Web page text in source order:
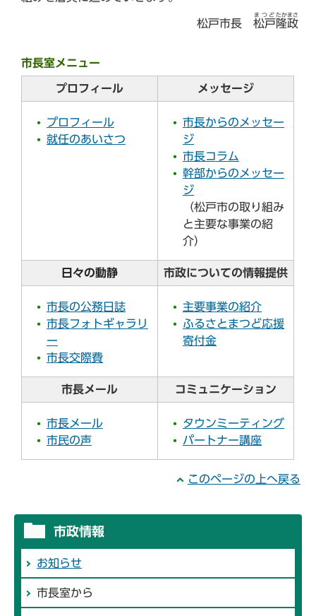
松戸市長 松戸
まつど
隆政
たかまさ
市長室メニュー
プロフィール メッセージ
プロフィール
就任のあいさつ
市長からのメッセー
ジ
市長コラム
幹部からのメッセー
ジ
（松戸市の取り組み
と主要な事業の紹
介）
日々の動静 市政についての情報提供
市長の公務日誌
市長フォトギャラリ
ー
市長交際費
主要事業の紹介
ふるさとまつど応援
寄付金
市長メール コミュニケーション
市長メール
市民の声
タウンミーティング
パートナー講座
このページの上へ戻る
市政情報
お知らせ
市長室から